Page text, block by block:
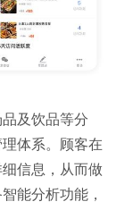
及饮品等分
体系。顾客在
信息，从而做
能分析功能，